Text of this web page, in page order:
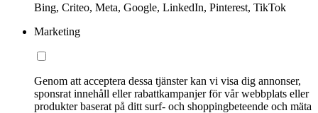
Bing, Criteo, Meta, Google, LinkedIn, Pinterest, TikTok
Marketing
Genom att acceptera dessa tjänster kan vi visa dig annonser,
sponsrat innehåll eller rabattkampanjer för vår webbplats eller
produkter baserat på ditt surf- och shoppingbeteende och mäta